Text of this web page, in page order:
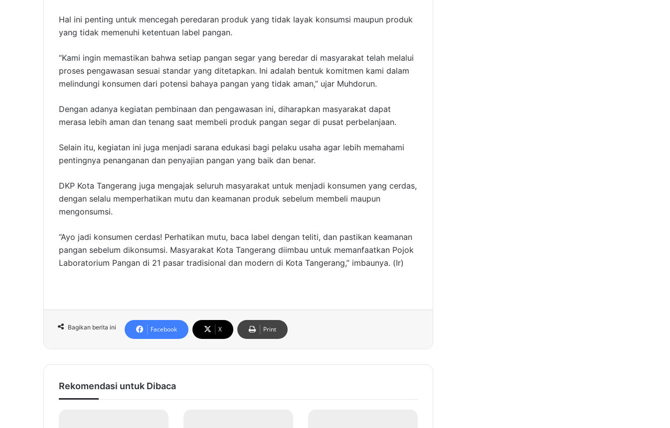
Hal ini penting untuk mencegah peredaran produk yang tidak layak konsumsi maupun produk
yang tidak memenuhi ketentuan label pangan.
“Kami ingin memastikan bahwa setiap pangan segar yang beredar di masyarakat telah melalui
proses pengawasan sesuai standar yang ditetapkan. Ini adalah bentuk komitmen kami dalam
melindungi konsumen dari potensi bahaya pangan yang tidak aman,” ujar Muhdorun.
Dengan adanya kegiatan pembinaan dan pengawasan ini, diharapkan masyarakat dapat
merasa lebih aman dan tenang saat membeli produk pangan segar di pusat perbelanjaan.
Selain itu, kegiatan ini juga menjadi sarana edukasi bagi pelaku usaha agar lebih memahami
pentingnya penanganan dan penyajian pangan yang baik dan benar.
DKP Kota Tangerang juga mengajak seluruh masyarakat untuk menjadi konsumen yang cerdas,
dengan selalu memperhatikan mutu dan keamanan produk sebelum membeli maupun
mengonsumsi.
“Ayo jadi konsumen cerdas! Perhatikan mutu, baca label dengan teliti, dan pastikan keamanan
pangan sebelum dikonsumsi. Masyarakat Kota Tangerang diimbau untuk memanfaatkan Pojok
Laboratorium Pangan di 21 pasar tradisional dan modern di Kota Tangerang,” imbaunya. (Ir)
Bagikan berita ini Facebook X Print
Rekomendasi untuk Dibaca